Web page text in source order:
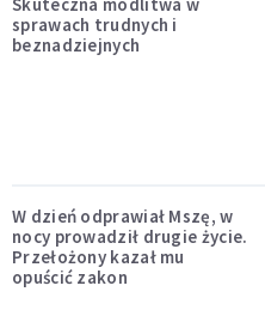
sprawach trudnych i
beznadziejnych
W dzień odprawiał Mszę, w
nocy prowadził drugie życie.
Przełożony kazał mu
opuścić zakon